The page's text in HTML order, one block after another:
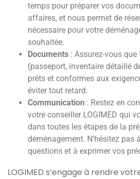
temps pour préparer vos
affaires, et nous permet de
nécessaire pour votre
souhaitée.
Documents : Assurez-vous
(passeport, inventaire détaillé
prêts et conformes aux
éviter tout retard.
Communication : Restez en
votre conseiller LOGIMED qui
dans toutes les étapes de la
déménagement. N’hésitez pas
questions et à exprimer vos
LOGIMED s’engage à rendre